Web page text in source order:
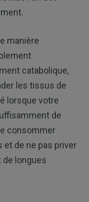
manière
catabolique,
les tissus de
lorsque votre
de
consommer
de ne pas priver
longues